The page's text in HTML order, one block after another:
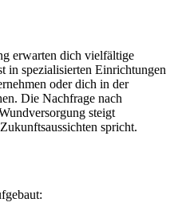
erwarten dich vielfältige
in spezialisierten Einrichtungen
oder dich in der
Die Nachfrage nach
steigt
spricht.